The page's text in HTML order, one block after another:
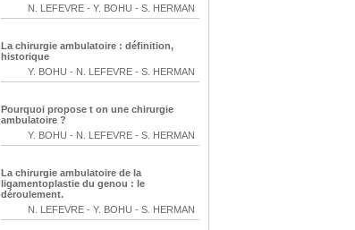
N. LEFEVRE - Y. BOHU - S. HERMAN
La chirurgie ambulatoire : définition,
historique
Y. BOHU - N. LEFEVRE - S. HERMAN
Pourquoi propose t on une chirurgie
ambulatoire ?
Y. BOHU - N. LEFEVRE - S. HERMAN
La chirurgie ambulatoire de la
ligamentoplastie du genou : le
déroulement.
N. LEFEVRE - Y. BOHU - S. HERMAN